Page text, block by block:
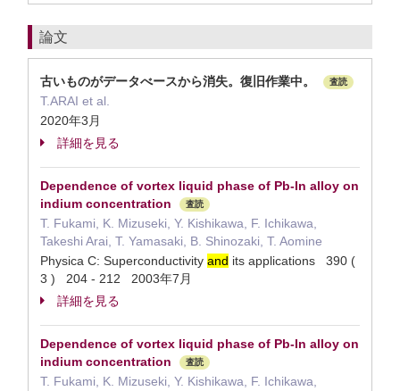
論文
古いものがデータべースから消失。復旧作業中。 査読
T.ARAI et al.
2020年3月
詳細を見る
Dependence of vortex liquid phase of Pb-In alloy on
indium concentration
査読
T. Fukami, K. Mizuseki, Y. Kishikawa, F. Ichikawa,
Takeshi Arai, T. Yamasaki, B. Shinozaki, T. Aomine
Physica C: Superconductivity and its applications 390 (
3 ) 204 - 212 2003年7月
詳細を見る
Dependence of vortex liquid phase of Pb-In alloy on
indium concentration
査読
T. Fukami, K. Mizuseki, Y. Kishikawa, F. Ichikawa,